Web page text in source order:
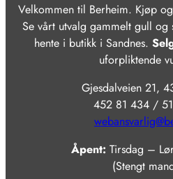
Velkommen til Berheim. Kjøp
Se vårt utvalg gammelt gull og
hente i butikk i Sandnes.
uforpliktende
Gjesdalveien 21,
452 81 434 /
Åpent: Tirsdag –
(Stengt